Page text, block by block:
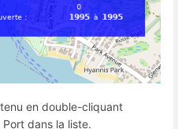
en double-cliquant
dans la liste.